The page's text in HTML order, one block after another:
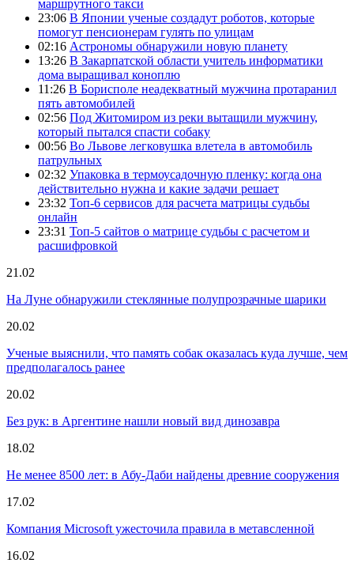
маршрутного такси
23:06 В Японии ученые создадут роботов, которые
помогут пенсионерам гулять по улицам
02:16 Астрономы обнаружили новую планету
13:26 В Закарпатской области учитель информатики
дома выращивал коноплю
11:26 В Борисполе неадекватный мужчина протаранил
пять автомобилей
02:56 Под Житомиром из реки вытащили мужчину,
который пытался спасти собаку
00:56 Во Львове легковушка влетела в автомобиль
патрульных
02:32 Упаковка в термоусадочную пленку: когда она
действительно нужна и какие задачи решает
23:32 Топ-6 сервисов для расчета матрицы судьбы
онлайн
23:31 Топ-5 сайтов о матрице судьбы с расчетом и
расшифровкой
21.02
На Луне обнаружили стеклянные полупрозрачные шарики
20.02
Ученые выяснили, что память собак оказалась куда лучше, чем
предполагалось ранее
20.02
Без рук: в Аргентине нашли новый вид динозавра
18.02
Не менее 8500 лет: в Абу-Даби найдены древние сооружения
17.02
Компания Microsoft ужесточила правила в метавсленной
16.02